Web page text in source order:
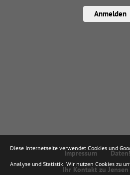
Anmelden
Impressum
Ihr Kontakt zu
Diese Internetseite verwendet Cookies und
Analyse und Statistik. Wir nutzen Cookies zu